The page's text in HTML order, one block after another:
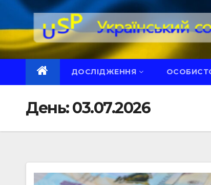
Перейти
вмісту
ДОСЛІДЖЕННЯ
День:03.07.2026